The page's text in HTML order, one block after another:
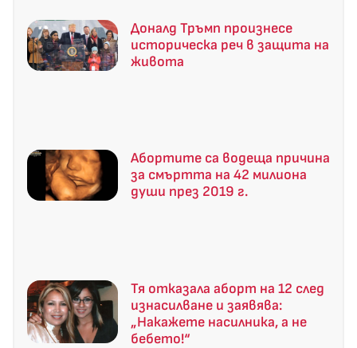
Доналд Тръмп произнесе
историческа реч в защита на
живота
Абортите са водеща причина
за смъртта на 42 милиона
души през 2019 г.
Тя отказала аборт на 12 след
изнасилване и заявява:
„Накажете насилника, а не
бебето!“